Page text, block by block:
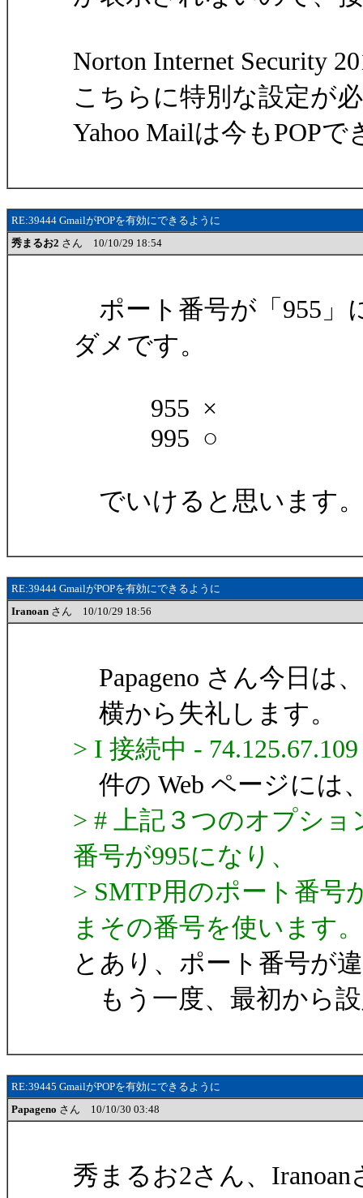
Norton Internet Security
こちらに特別な設定が
Yahoo Mailは今もPOP
RE:39444 GmailがPOPを有効にできるように
秀まるお2 さん 10/10/29 18:54
ポート番号が「955」
ダメです。
955 ×
995 ○
でいけると思います
RE:39444 GmailがPOPを有効にできるように
Iranoan さん 10/10/29 18:56
Papageno さん今日は
横から失礼します。
> I 接続中 -
件の Web ページには
> # 上記３つのオプショ
番号が995になり、
> SMTP用のポート番号
まその番号を使います。
とあり、ポート番号が
もう一度、最初から
RE:39445 GmailがPOPを有効にできるように
Papageno さん 10/10/30 03:48
秀まるお2さん、Iranoan